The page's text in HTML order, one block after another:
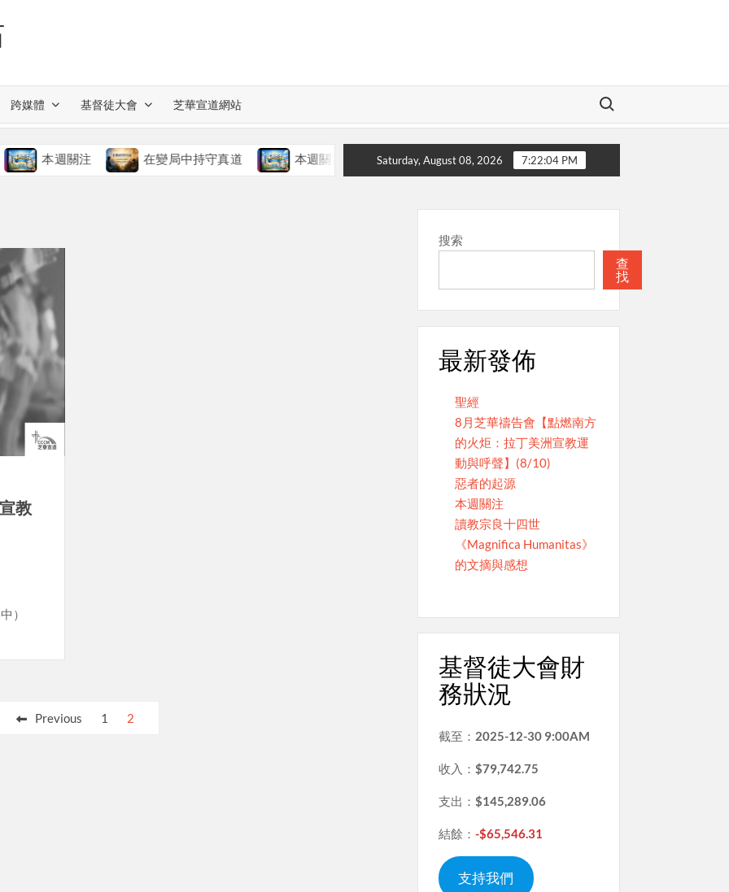
跨媒體 基督徒大會 芝華宣道網站
Search for:
本週關注 在變局中持守真道 本週關注 慈愛的神 本週關注 聖經
Saturday, August 08, 2026 7:22:04 PM
教
）
Previous 1 2
搜索
查
找
最新發佈
聖經
8月芝華禱告會【點燃南方
的火炬：拉丁美洲宣教運
動與呼聲】(8/10)
惡者的起源
本週關注
讀教宗良十四世
《Magnifica Humanitas》
的文摘與感想
基督徒大會財
務狀況
截至： 2025-12-30 9:00AM
收入： $79,742.75
支出： $145,289.06
結餘： -$65,546.31
支持我們